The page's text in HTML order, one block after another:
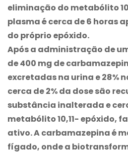
eliminação do metabólito
plasma é cerca de 6 horas
do próprio epóxido.
Após a administração de
de 400 mg de
excretadas na urina e 28%
cerca de 2% da dose são
substância inalterada e
metabólito 10,11- epóxido,
ativo. Acarbamazepinaé
fígado, onde a